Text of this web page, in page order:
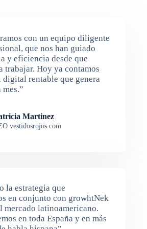
con un equipo diligente
que nos han guiado
y eficiencia desde que
trabajar. Hoy ya contamos
digital rentable que genera
mes.”
Martinez
vestidosrojos.com
la estrategia que
en conjunto con growhtNek
mercado latinoamericano.
en toda España y en más